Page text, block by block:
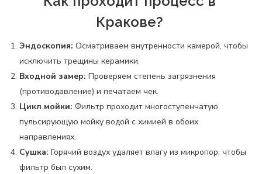
Кракове?
Эндоскопия: Осматриваем внутренности камерой, чтобы
исключить трещины керамики.
Входной замер: Проверяем степень загрязнения
(противодавление) и печатаем чек.
Цикл мойки: Фильтр проходит многоступенчатую
пульсирующую мойку водой с химией в обоих
направлениях.
Сушка: Горячий воздух удаляет влагу из микропор, чтобы
фильтр был сухим.